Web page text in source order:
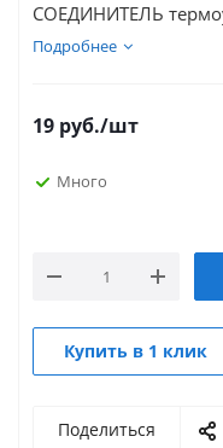
СОЕДИНИТЕЛЬ
Подробнее
19 руб./шт
Много
Купить в 1 клик
Поделиться